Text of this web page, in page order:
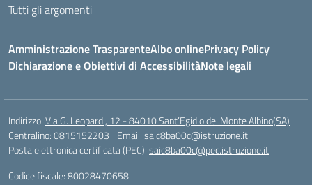
Tutti gli argomenti
Amministrazione TrasparenteAlbo onlinePrivacy Policy
Dichiarazione e Obiettivi di AccessibilitàNote legali
Indirizzo:Via G. Leopardi, 12 - 84010 Sant’Egidio del Monte Albino(SA)
Centralino:0815152203 Email:saic8ba00c@istruzione.it
Posta elettronica certificata (PEC):saic8ba00c@pec.istruzione.it
Codice fiscale: 80028470658